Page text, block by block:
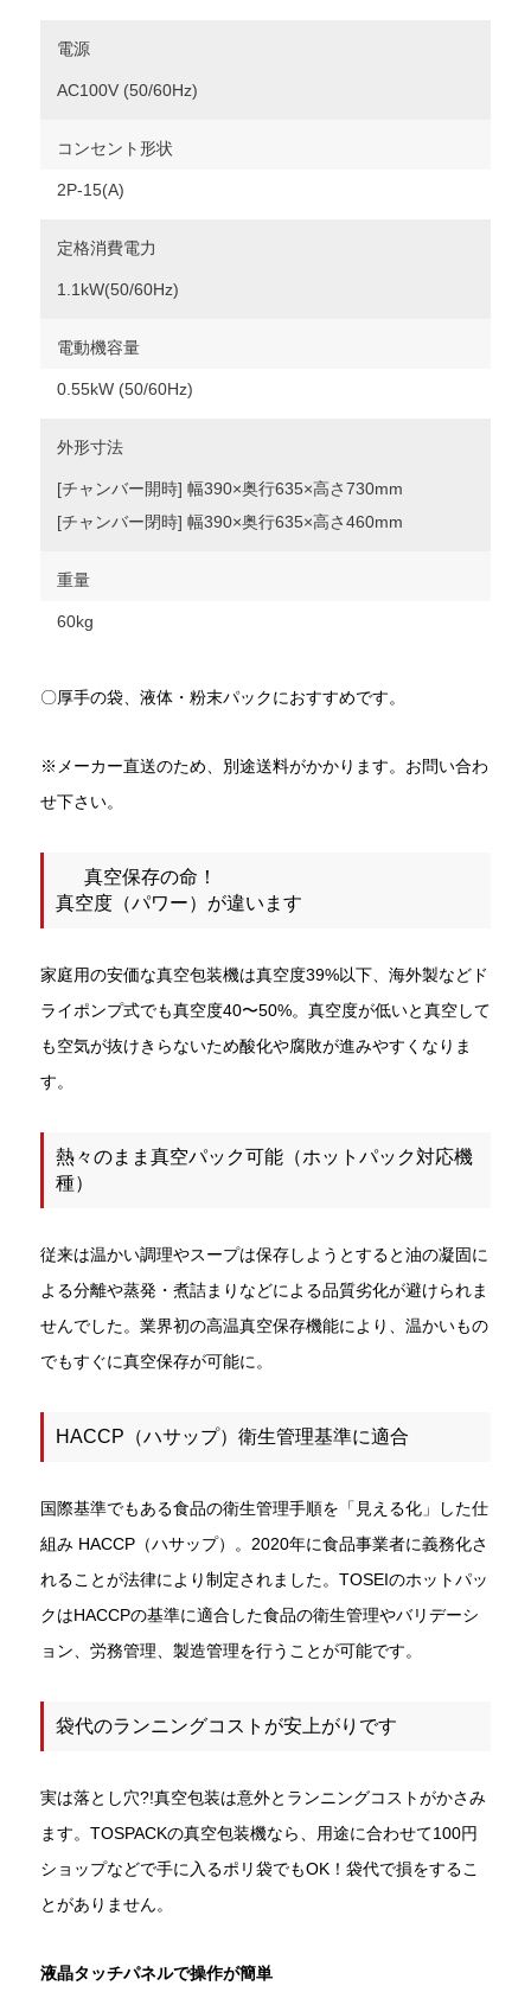
電源
AC100V (50/60Hz)
コンセント形状
2P-15(A)
定格消費電力
1.1kW(50/60Hz)
電動機容量
0.55kW (50/60Hz)
外形寸法
[チャンバー開時] 幅390×奥行635×高さ730mm
[チャンバー閉時] 幅390×奥行635×高さ460mm
重量
60kg
〇厚手の袋、液体・粉末パックにおすすめです。
※メーカー直送のため、別途送料がかかります。お問い合わ
せ下さい。
真空保存の命！
真空度（パワー）が違います
家庭用の安価な真空包装機は真空度39%以下、海外製などド
ライポンプ式でも真空度40〜50%。真空度が低いと真空して
も空気が抜けきらないため酸化や腐敗が進みやすくなりま
す。
熱々のまま真空パック可能（ホットパック対応機
種）
従来は温かい調理やスープは保存しようとすると油の凝固に
よる分離や蒸発・煮詰まりなどによる品質劣化が避けられま
せんでした。業界初の高温真空保存機能により、温かいもの
でもすぐに真空保存が可能に。
HACCP（ハサップ）衛生管理基準に適合
国際基準でもある食品の衛生管理手順を「見える化」した仕
組み HACCP（ハサップ）。2020年に食品事業者に義務化さ
れることが法律により制定されました。TOSEIのホットパッ
クはHACCPの基準に適合した食品の衛生管理やバリデーシ
ョン、労務管理、製造管理を行うことが可能です。
袋代のランニングコストが安上がりです
実は落とし穴?!真空包装は意外とランニングコストがかさみ
ます。TOSPACKの真空包装機なら、用途に合わせて100円
ショップなどで手に入るポリ袋でもOK！袋代で損をするこ
とがありません。
液晶タッチパネルで操作が簡単